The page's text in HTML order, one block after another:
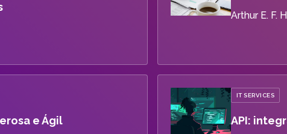
Arthur E. F.
e Ágil
IT SERVICES
API: